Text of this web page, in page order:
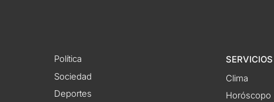
Política
Sociedad
Deportes
SERVICIOS
Clima
Horóscopo